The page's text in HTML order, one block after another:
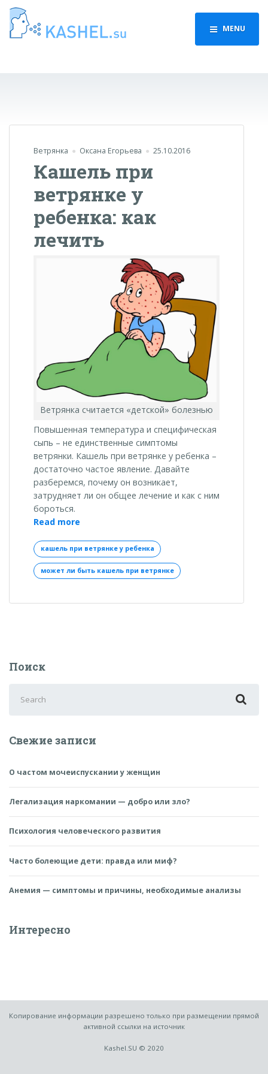
MENU
Ветрянка Оксана Егорьева 25.10.2016
Кашель при
ветрянке у
ребенка: как
лечить
Ветрянка считается «детской» болезнью
Повышенная температура и специфическая
сыпь – не единственные симптомы
ветрянки. Кашель при ветрянке у ребенка –
достаточно частое явление. Давайте
разберемся, почему он возникает,
затрудняет ли он общее лечение и как с ним
бороться.
Read more
ветрянке
у
ребенка:
лечить»
кашель при ветрянке у ребенка
может ли быть кашель при ветрянке
Поиск
for:
Свежие записи
О частом мочеиспускании у женщин
Легализация наркомании — добро или зло?
Психология человеческого развития
Часто болеющие дети: правда или миф?
Анемия — симптомы и причины, необходимые анализы
Интересно
Копирование информации разрешено только при размещении прямой
активной ссылки на источник
Kashel.SU © 2020